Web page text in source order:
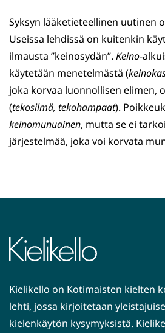
Syksyn lääketieteellinen uutinen
Useissa lehdissä on kuitenkin
ilmausta ”keinosydän”. Keino-
käytetään menetelmästä (
joka korvaa luonnollisen elimen,
(tekosilmä, tekohampaat).
keinomunuainen, mutta se ei
järjestelmää, joka voi korvata
Kielikello on Kotimaisten kielten
lehti, jossa kirjoitetaan
kielenkäytön kysymyksistä.